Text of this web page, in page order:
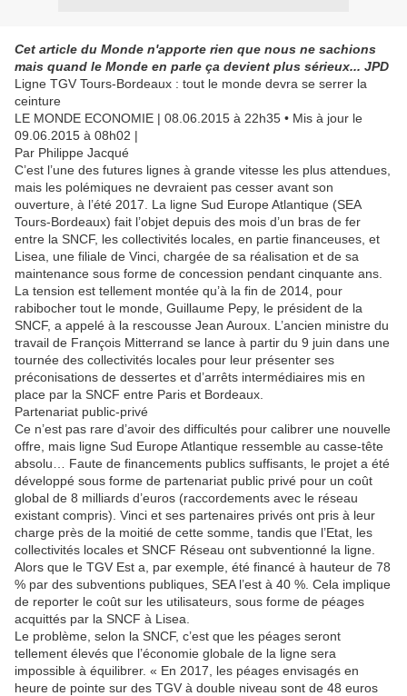
Cet article du Monde n'apporte rien que nous ne sachions
mais quand le Monde en parle ça devient plus sérieux... JPD
Ligne TGV Tours-Bordeaux : tout le monde devra se serrer la
ceinture
LE MONDE ECONOMIE | 08.06.2015 à 22h35 • Mis à jour le
09.06.2015 à 08h02 |
Par Philippe Jacqué
C’est l’une des futures lignes à grande vitesse les plus attendues,
mais les polémiques ne devraient pas cesser avant son
ouverture, à l’été 2017. La ligne Sud Europe Atlantique (SEA
Tours-Bordeaux) fait l’objet depuis des mois d’un bras de fer
entre la SNCF, les collectivités locales, en partie financeuses, et
Lisea, une filiale de Vinci, chargée de sa réalisation et de sa
maintenance sous forme de concession pendant cinquante ans.
La tension est tellement montée qu’à la fin de 2014, pour
rabibocher tout le monde, Guillaume Pepy, le président de la
SNCF, a appelé à la rescousse Jean Auroux. L’ancien ministre du
travail de François Mitterrand se lance à partir du 9 juin dans une
tournée des collectivités locales pour leur présenter ses
préconisations de dessertes et d’arrêts intermédiaires mis en
place par la SNCF entre Paris et Bordeaux.
Partenariat public-privé
Ce n’est pas rare d’avoir des difficultés pour calibrer une nouvelle
offre, mais ligne Sud Europe Atlantique ressemble au casse-tête
absolu… Faute de financements publics suffisants, le projet a été
développé sous forme de partenariat public privé pour un coût
global de 8 milliards d’euros (raccordements avec le réseau
existant compris). Vinci et ses partenaires privés ont pris à leur
charge près de la moitié de cette somme, tandis que l’Etat, les
collectivités locales et SNCF Réseau ont subventionné la ligne.
Alors que le TGV Est a, par exemple, été financé à hauteur de 78
% par des subventions publiques, SEA l’est à 40 %. Cela implique
de reporter le coût sur les utilisateurs, sous forme de péages
acquittés par la SNCF à Lisea.
Le problème, selon la SNCF, c’est que les péages seront
tellement élevés que l’économie globale de la ligne sera
impossible à équilibrer. « En 2017, les péages envisagés en
heure de pointe sur des TGV à double niveau sont de 48 euros